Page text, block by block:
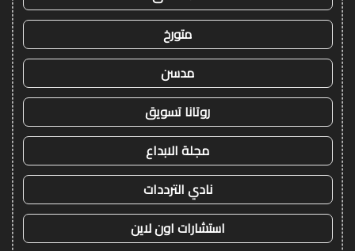
متورخ
مدسن
روتانا تسويق
مجلة الابداع
نادي الترددات
استشارات اون لاين